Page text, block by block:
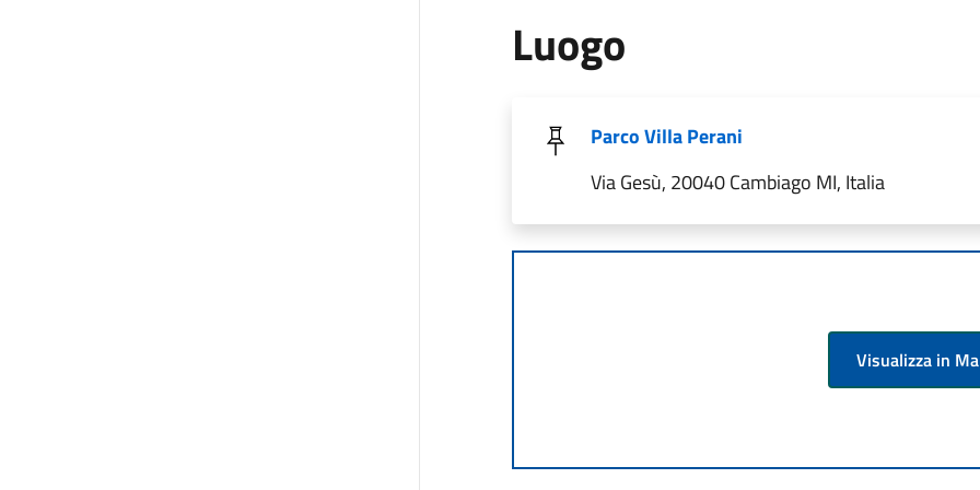
Luogo
Parco Villa Perani
Via Gesù, 20040 Cambiago MI, Italia
Visualizza in